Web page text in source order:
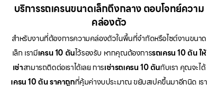
บริการรถเครนขนาดเล็กถึงกลาง ตอบโจทย์ความ
คล่องตัว
สำหรับงานที่ต้องการความคล่องตัวในพื้นที่จำกัดหรือไซต์งานขนาด
เล็ก เรามีเครน 10 ตันไว้รองรับ หากคุณต้องการรถเครน 10 ตัน ให้
เช่าสามารถติดต่อเราได้เลย การเช่ารถเครน 10 ตันกับเรา คุณจะได้
เครน 10 ตัน ราคาถูกที่คุ้มค่างบประมาณ ขยับสเปคขึ้นมาอีกนิด เรา